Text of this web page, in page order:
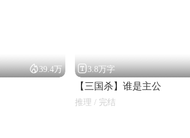
39.4万 3.8万字
【三国杀】谁是主公
推理 / 完结